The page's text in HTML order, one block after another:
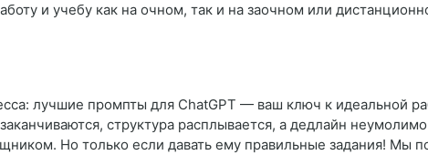
и учебу как на очном, так и на заочном или
лучшие промпты для ChatGPT — ваш ключ к идеальной
структура расплывается, а дедлайн
Но только если давать ему правильные задания! Мы